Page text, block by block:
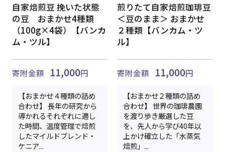
自家焙煎豆 挽いた状態
の豆 おまかせ4種類
（100g×4袋）【バンカ
ム・ツル】
寄附金額 11,000円
【おまかせ４種類の詰め
合わせ】 長年の研究から
導かれるそれぞれに適し
た時間、温度管理で焙煎
したマイルドブレンド・
ケニア...
煎りたて自家焙煎珈琲豆
＜豆のまま＞ おまかせ
２種類【バンカム・ツ
ル】
寄附金額 11,000円
【おまかせ２種類の詰め
合わせ】 世界の珈琲農園
を渡り歩き厳選した豆
を、先人から学び40年以
上かけ確立した「水蒸気
焙煎」...